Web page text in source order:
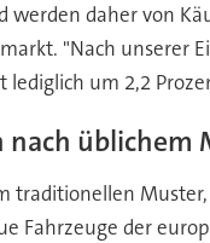
daher von
"Nach unserer
lediglich um 2,2
üblichem
Fahrzeuge der